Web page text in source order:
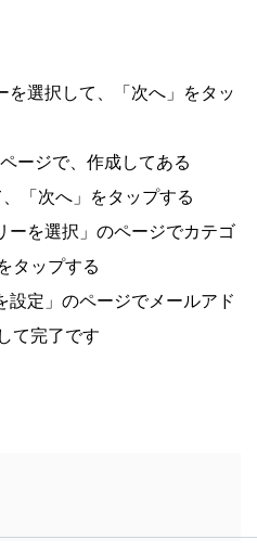
を選択して、「次へ」をタッ
ージで、作成してある
「次へ」をタップする
ーを選択」のページでカテゴ
タップする
設定」のページでメールアド
て完了です